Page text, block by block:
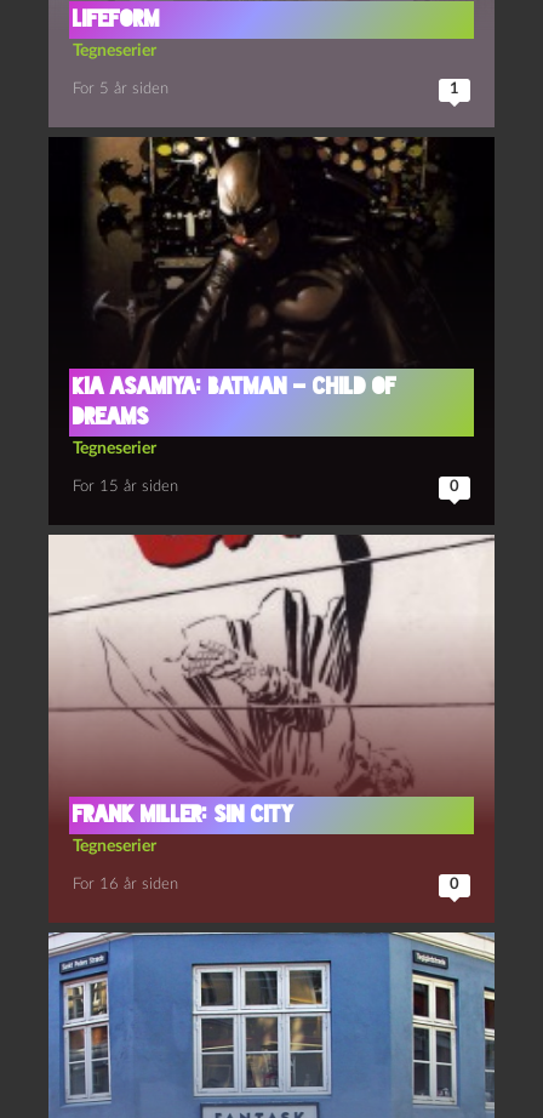
Lifeform
Tegneserier
For 5 år siden 1
Kia Asamiya: Batman – Child of
Dreams
Tegneserier
For 15 år siden 0
Frank Miller: Sin City
Tegneserier
For 16 år siden 0